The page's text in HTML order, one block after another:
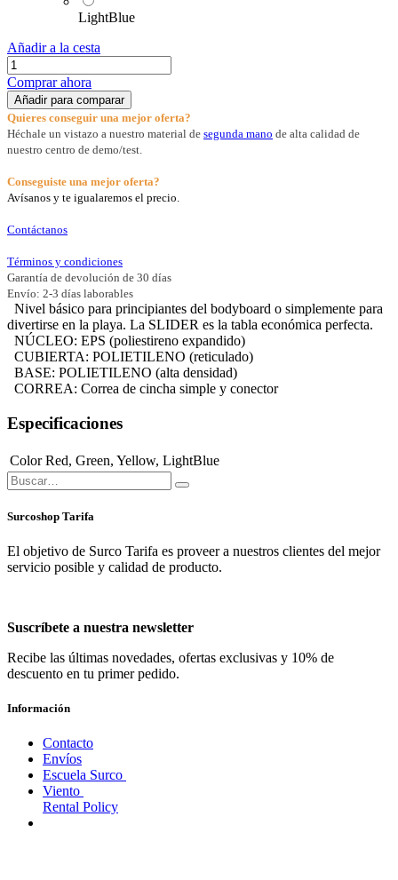
LightBlue
Añadir a la cesta
Comprar ahora
Añadir para comparar
Quieres conseguir una mejor oferta?
Héchale un vistazo a nuestro material de segunda mano de alta calidad de
nuestro centro de demo/test.
Conseguiste una mejor oferta?
Avísanos y te igualaremos el precio.
Contáctanos
Términos y condiciones
Garantía de devolución de 30 días
Envío: 2-3 días laborables
Nivel básico para principiantes del bodyboard o simplemente para
divertirse en la playa. La SLIDER es la tabla económica perfecta.
NÚCLEO: EPS (poliestireno expandido)
CUBIERTA: POLIETILENO (reticulado)
BASE: POLIETILENO (alta densidad)
CORREA: Correa de cincha simple y conector
Especificaciones
Color Red, Green, Yellow, LightBlue
Surcoshop Tarifa
El objetivo de Surco Tarifa es proveer a nuestros clientes del mejor
servicio posible y calidad de producto.
Suscríbete a nuestra newsletter
Recibe las últimas novedades, ofertas exclusivas y 10% de
descuento en tu primer pedido.
Información
Contacto
Envíos
Escuela Surco
Viento
Rental Policy